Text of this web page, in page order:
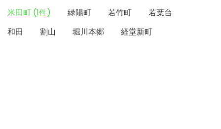
米田町 (1件)
緑陽町 若竹町
若葉台
和田
割山 堀川本郷 経堂新町